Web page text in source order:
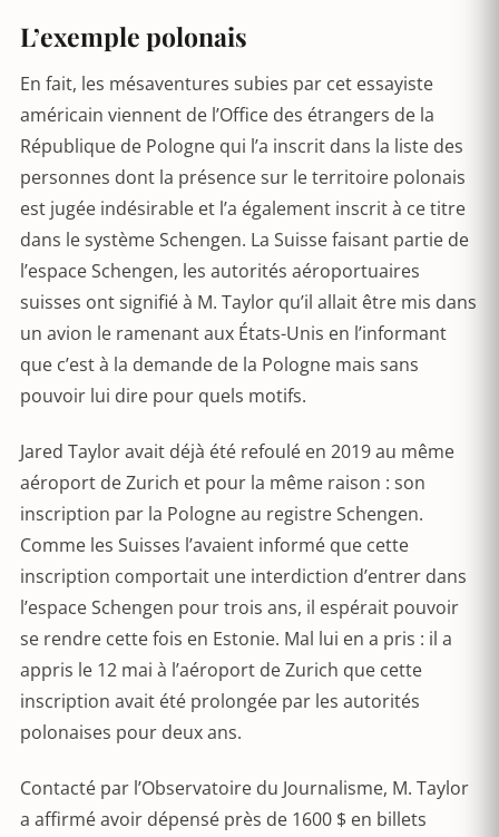
L’exemple polonais
En fait, les mésaventures subies par cet essayiste
américain viennent de l’Office des étrangers de la
République de Pologne qui l’a inscrit dans la liste des
personnes dont la présence sur le territoire polonais
est jugée indésirable et l’a également inscrit à ce titre
dans le système Schengen. La Suisse faisant partie de
l’espace Schengen, les autorités aéroportuaires
suisses ont signifié à M. Taylor qu’il allait être mis dans
un avion le ramenant aux États-Unis en l’informant
que c’est à la demande de la Pologne mais sans
pouvoir lui dire pour quels motifs.
Jared Taylor avait déjà été refoulé en 2019 au même
aéroport de Zurich et pour la même raison : son
inscription par la Pologne au registre Schengen.
Comme les Suisses l’avaient informé que cette
inscription comportait une interdiction d’entrer dans
l’espace Schengen pour trois ans, il espérait pouvoir
se rendre cette fois en Estonie. Mal lui en a pris : il a
appris le 12 mai à l’aéroport de Zurich que cette
inscription avait été prolongée par les autorités
polonaises pour deux ans.
Contacté par l’Observatoire du Journalisme, M. Taylor
a affirmé avoir dépensé près de 1600 $ en billets